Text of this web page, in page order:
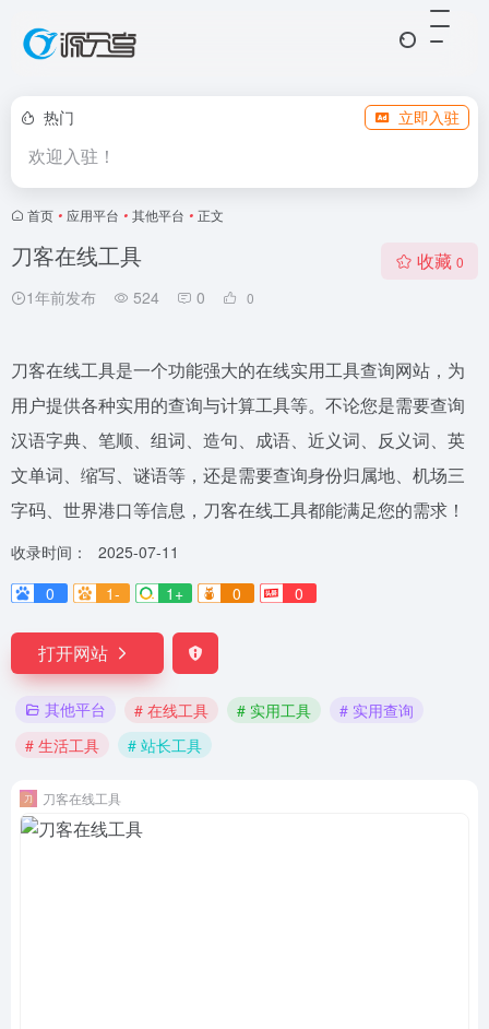
热门 立即入驻
欢迎入驻！
首页 • 应用平台 • 其他平台 • 正文
刀客在线工具
1年前发布 524 0 0
收藏 0
刀客在线工具是一个功能强大的在线实用工具查询网站，为
用户提供各种实用的查询与计算工具等。不论您是需要查询
汉语字典、笔顺、组词、造句、成语、近义词、反义词、英
文单词、缩写、谜语等，还是需要查询身份归属地、机场三
字码、世界港口等信息，刀客在线工具都能满足您的需求！
收录时间：
2025-07-11
0
1- 1+ 0 0
打开网站
其他平台 # 在线工具 # 实用工具
# 实用查询
# 生活工具
# 站长工具
刀客在线工具